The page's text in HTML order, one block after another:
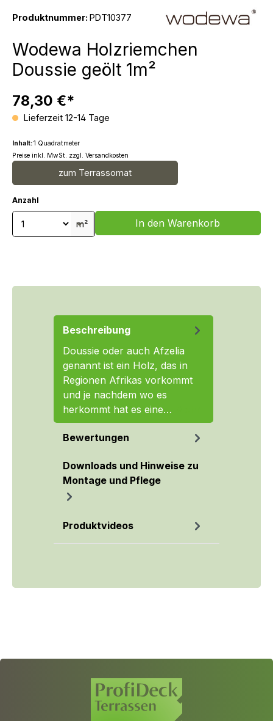
Produktnummer: PDT10377
Wodewa Holzriemchen
Doussie geölt 1m²
78,30 €*
Lieferzeit 12-14 Tage
Inhalt:1 Quadratmeter
Preise inkl. MwSt. zzgl. Versandkosten
zum Terrassomat
Anzahl
Produkt Anzahl: Gib den
m² In den Warenkorb
Beschreibung
Doussie oder auch Afzelia
genannt ist ein Holz, das in
Regionen Afrikas vorkommt
und je nachdem wo es
herkommt hat es eine…
Bewertungen
Downloads und Hinweise zu
Montage und Pflege
Produktvideos